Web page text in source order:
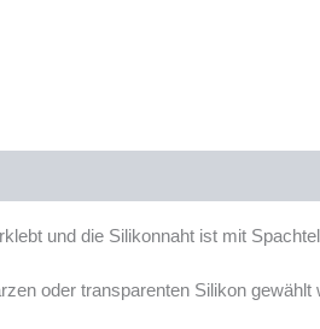
und die Silikonnaht ist mit
oder transparenten Silikon